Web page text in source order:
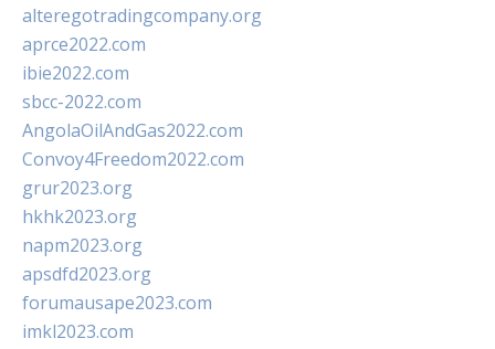
alteregotradingcompany.org
aprce2022.com
ibie2022.com
sbcc-2022.com
AngolaOilAndGas2022.com
Convoy4Freedom2022.com
grur2023.org
hkhk2023.org
napm2023.org
apsdfd2023.org
forumausape2023.com
imkl2023.com